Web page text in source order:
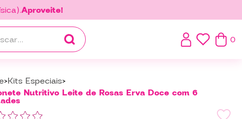
Aproveite!
0
Kits Especiais
Nutritivo Leite de Rosas Erva Doce com 6